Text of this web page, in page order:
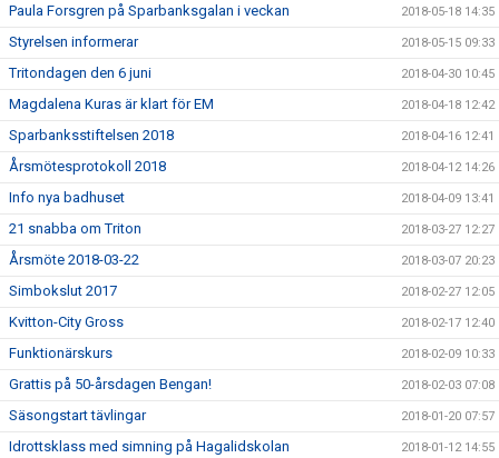
Paula Forsgren på Sparbanksgalan i veckan 2018-05-18 14:35
Styrelsen informerar 2018-05-15 09:33
Tritondagen den 6 juni 2018-04-30 10:45
Magdalena Kuras är klart för EM 2018-04-18 12:42
Sparbanksstiftelsen 2018 2018-04-16 12:41
Årsmötesprotokoll 2018 2018-04-12 14:26
Info nya badhuset 2018-04-09 13:41
21 snabba om Triton 2018-03-27 12:27
Årsmöte 2018-03-22 2018-03-07 20:23
Simbokslut 2017 2018-02-27 12:05
Kvitton-City Gross 2018-02-17 12:40
Funktionärskurs 2018-02-09 10:33
Grattis på 50-årsdagen Bengan! 2018-02-03 07:08
Säsongstart tävlingar 2018-01-20 07:57
Idrottsklass med simning på Hagalidskolan 2018-01-12 14:55